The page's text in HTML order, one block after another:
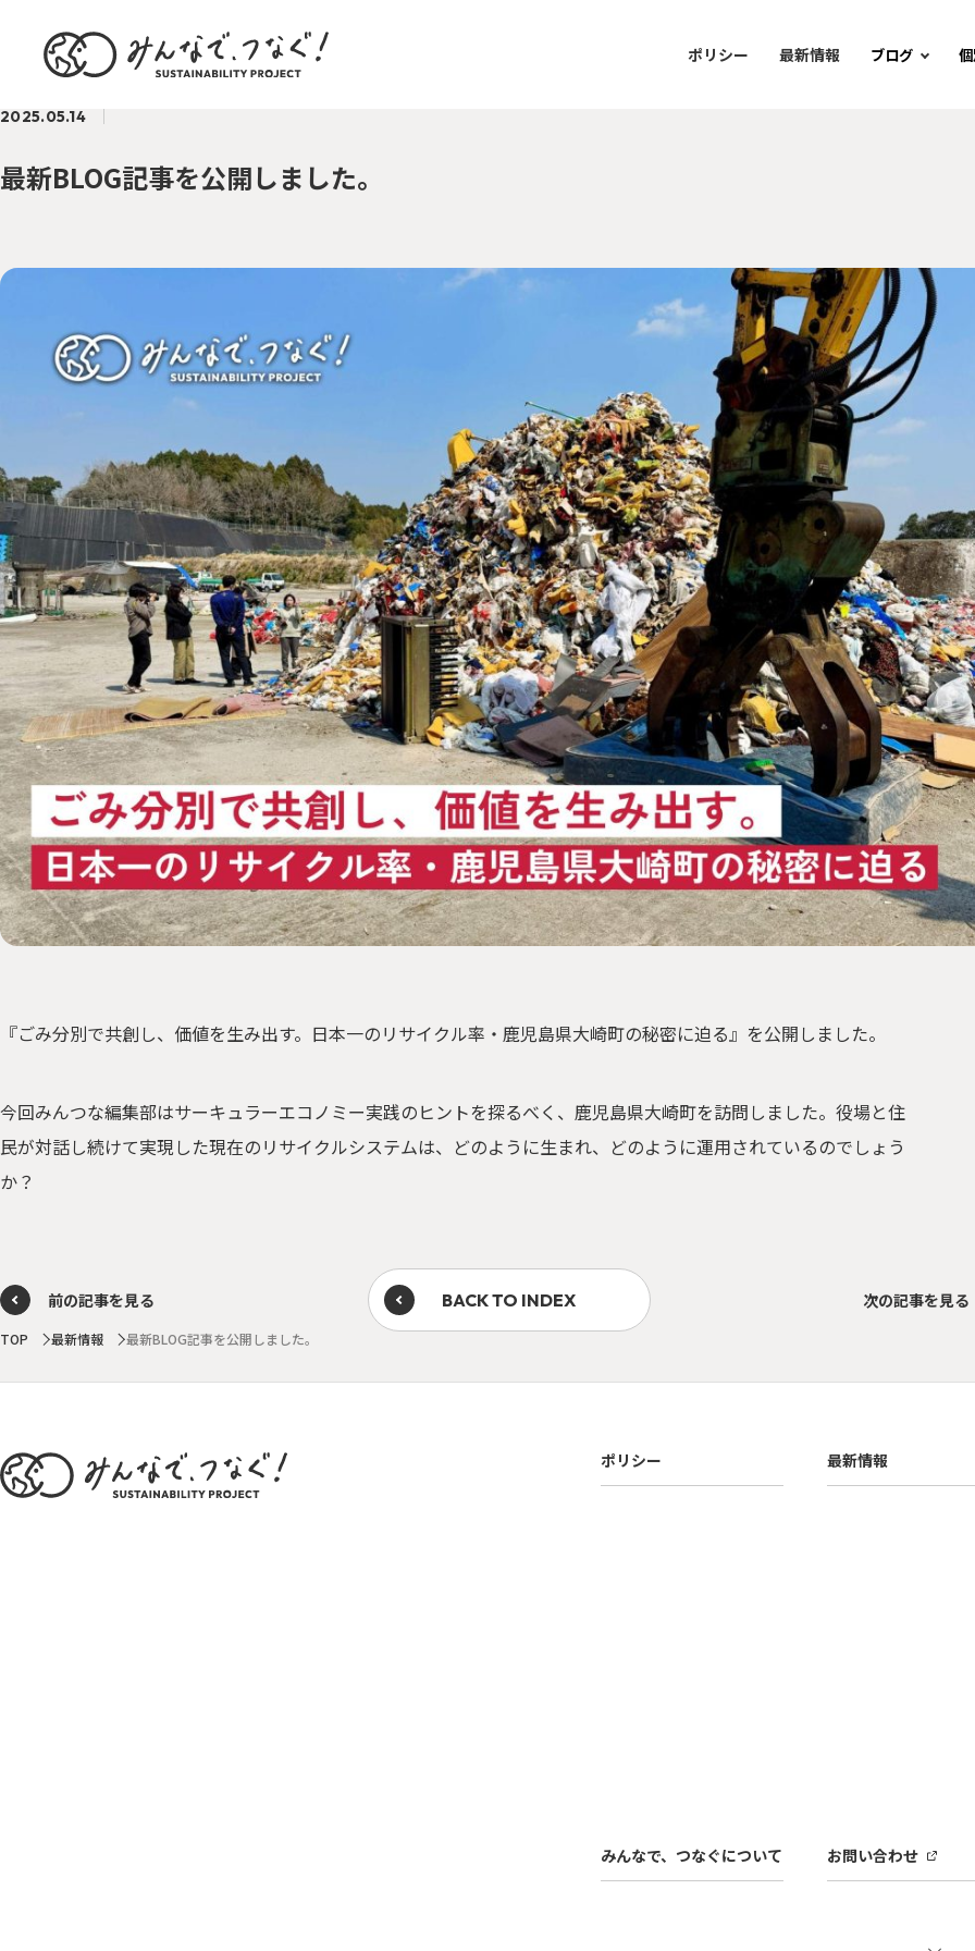
ポリシー 最新情報 ブログ
2025.05.14
最新BLOG記事を公開しました。
『ごみ分別で共創し、価値を生み出す。日本一のリサイクル率・鹿児島県大崎町の秘密に迫る』を公開しました。
今回みんつな編集部はサーキュラーエコノミー実践のヒントを探るべく、鹿児島県大崎町を訪問しました。役場と住
民が対話し続けて実現した現在のリサイクルシステムは、どのように生まれ、どのように運用されているのでしょう
か？
前の記事を見る BACK TO INDEX 次の記事を見る
TOP 最新情報 最新BLOG記事を公開しました。
ポリシー 最新情報
みんなで、つなぐについて お問い合わせ